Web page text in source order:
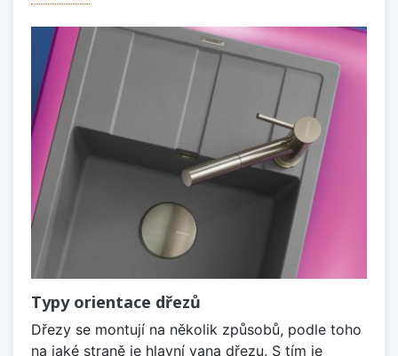
Typy orientace dřezů
Dřezy se montují na několik způsobů, podle toho
na jaké straně je hlavní vana dřezu. S tím je